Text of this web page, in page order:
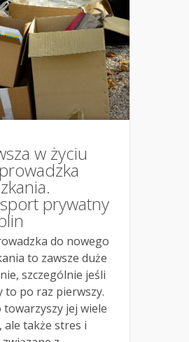
w życiu
prywatny
do nowego
to zawsze duże
szczególnie jeśli
to po raz pierwszy.
towarzyszy jej wiele
ale także stres i